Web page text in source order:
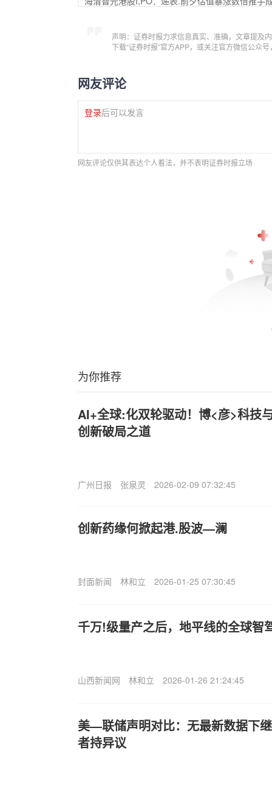
声明：证券时报力求信息真实、准确，文章提及
下载“证券时报”官方APP，或关注官方微信公众
网友评论
登录后可以发言
网友评论仅供其表达个人看法，并不表明证券时报立场
为你推荐
AI+全球:化双轮驱动！博<彦>科技
创新破局之道
广州日报 张泉灵 2026-02-09 07:32:45
创新药缘何掀起港.股波—澜
封面新闻 林和立 2026-01-25 07:30:45
千万!级量产之后，地平线的全球智
山西新闻网 林和立 2026-01-26 21:24:45
美—联储声明对比：无最新数据下
者持异议